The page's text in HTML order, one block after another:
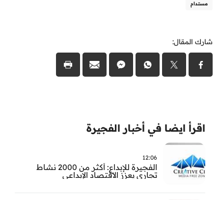
مستدام
شارك المقال:
اقرأ ايضا في أخبار الفجيرة
12:06
الفجيرة للإبداع: أكثر من 2000 نشاط
تجاري يعزز الاقتصاد الإبداعي